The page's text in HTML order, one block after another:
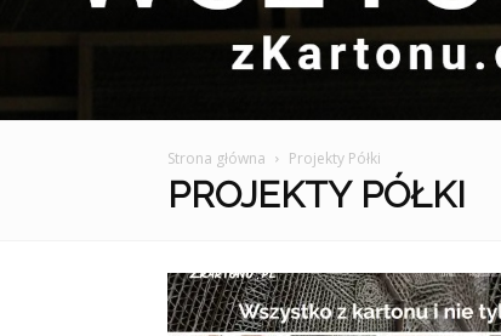
Strona główna Projekty Półki
PROJEKTY PÓŁKI